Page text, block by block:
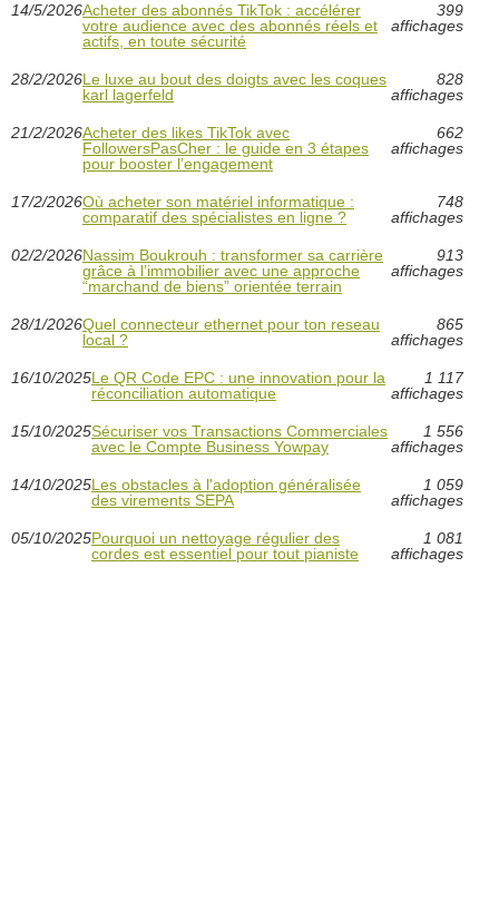
14/5/2026Acheter des abonnés TikTok : accélérer
votre audience avec des abonnés réels et
actifs, en toute sécurité
399
affichages
28/2/2026Le luxe au bout des doigts avec les coques
karl lagerfeld
828
affichages
21/2/2026Acheter des likes TikTok avec
FollowersPasCher : le guide en 3 étapes
pour booster l’engagement
662
affichages
17/2/2026Où acheter son matériel informatique :
comparatif des spécialistes en ligne ?
748
affichages
02/2/2026Nassim Boukrouh : transformer sa carrière
grâce à l’immobilier avec une approche
“marchand de biens” orientée terrain
913
affichages
28/1/2026Quel connecteur ethernet pour ton reseau
local ?
865
affichages
16/10/2025Le QR Code EPC : une innovation pour la
réconciliation automatique
1 117
affichages
15/10/2025Sécuriser vos Transactions Commerciales
avec le Compte Business Yowpay
1 556
affichages
14/10/2025Les obstacles à l'adoption généralisée
des virements SEPA
1 059
affichages
05/10/2025Pourquoi un nettoyage régulier des
cordes est essentiel pour tout pianiste
1 081
affichages